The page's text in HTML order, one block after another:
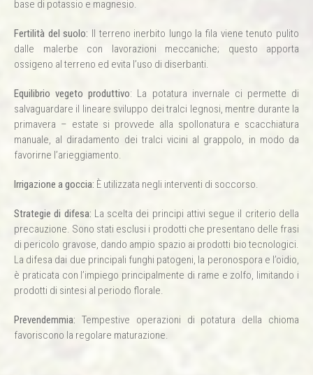
base di potassio e magnesio.
Fertilità del suolo: Il terreno inerbito lungo la fila viene tenuto pulito
dalle malerbe con lavorazioni meccaniche; questo apporta
ossigeno al terreno ed evita l’uso di diserbanti.
Equilibrio vegeto produttivo: La potatura invernale ci permette di
salvaguardare il lineare sviluppo dei tralci legnosi, mentre durante la
primavera – estate si provvede alla spollonatura e scacchiatura
manuale, al diradamento dei tralci vicini al grappolo, in modo da
favorirne l’arieggiamento.
Irrigazione a goccia: È utilizzata negli interventi di soccorso.
Strategie di difesa: La scelta dei principi attivi segue il criterio della
precauzione. Sono stati esclusi i prodotti che presentano delle frasi
di pericolo gravose, dando ampio spazio ai prodotti bio tecnologici.
La difesa dai due principali funghi patogeni, la peronospora e l’oidio,
è praticata con l’impiego principalmente di rame e zolfo, limitando i
prodotti di sintesi al periodo florale.
Prevendemmia: Tempestive operazioni di potatura della chioma
favoriscono la regolare maturazione.